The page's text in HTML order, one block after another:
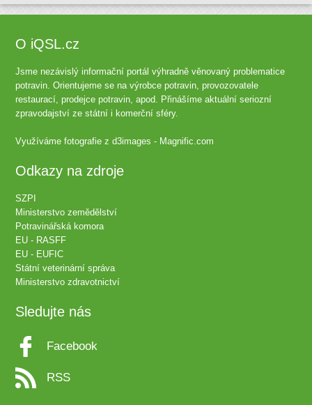
O iQSL.cz
Jsme nezávislý informační portál výhradně věnovaný problematice
potravin. Orientujeme se na výrobce potravin, provozovatele
restaurací, prodejce potravin, apod. Přinášíme aktuální seriozní
zpravodajství ze státní i komerční sféry.
Využíváme fotografie zd3images - Magnific.com
Odkazy na zdroje
SZPI
Ministerstvo zemědělství
Potravinářská komora
EU - RASFF
EU - EUFIC
Státní veterinární správa
Ministerstvo zdravotnictví
Sledujte nás
Facebook
RSS